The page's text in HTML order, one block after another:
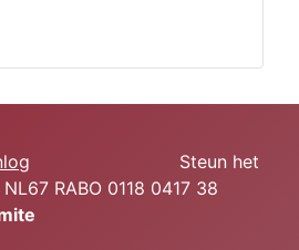
Steun het
RABO 0118 0417 38